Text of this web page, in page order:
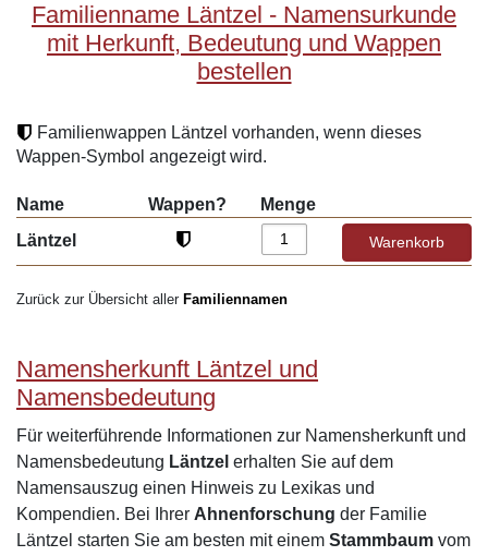
Familienname Läntzel - Namensurkunde
mit Herkunft, Bedeutung und Wappen
bestellen
Familienwappen Läntzel vorhanden, wenn dieses
Wappen-Symbol angezeigt wird.
Name Wappen?
Menge
Läntzel
Zurück zur Übersicht aller Familiennamen
Namensherkunft Läntzel und
Namensbedeutung
Für weiterführende Informationen zur Namensherkunft und
Namensbedeutung Läntzel erhalten Sie auf dem
Namensauszug einen Hinweis zu Lexikas und
Kompendien. Bei Ihrer Ahnenforschung der Familie
Läntzel starten Sie am besten mit einem Stammbaum vom